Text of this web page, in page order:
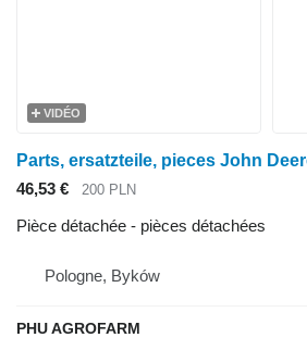
VIDÉO
46,53 € 200 PLN
Pièce détachée - pièces détachées
Pologne, Byków
PHU AGROFARM